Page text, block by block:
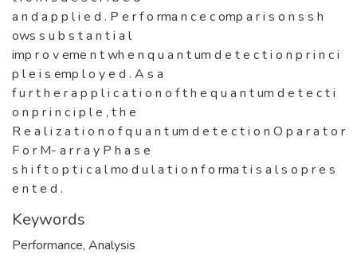
a n d a p p l i e d . P e r f o rma n c e c omp a r i s o n s s h
ows s u b s t a n t i a l
imp r o v eme n t wh e n q u a n t um d e t e c t i o n p r i n c i
p l e i s emp l o y e d . A s a
f u r t h e r a p p l i c a t i o n o f t h e q u a n t um d e t e c t i
o n p r i n c i p l e , t h e
R e a l i z a t i o n o f q u a n t um d e t e c t i o n O p a r a t o r
F o r M- a r r a y P h a s e
s h i f t o p t i c a l mo d u l a t i o n f o rma t i s a l s o p r e s
e n t e d .
Keywords
Performance, Analysis